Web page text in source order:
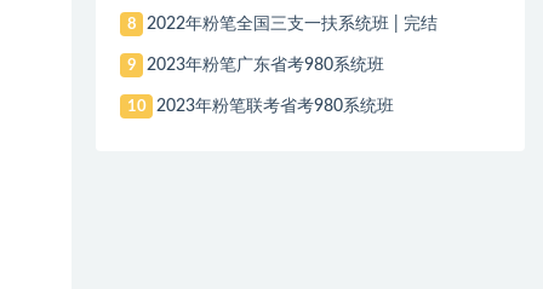
8 2022年粉笔全国三支一扶系统班 | 完结
9 2023年粉笔广东省考980系统班
10 2023年粉笔联考省考980系统班